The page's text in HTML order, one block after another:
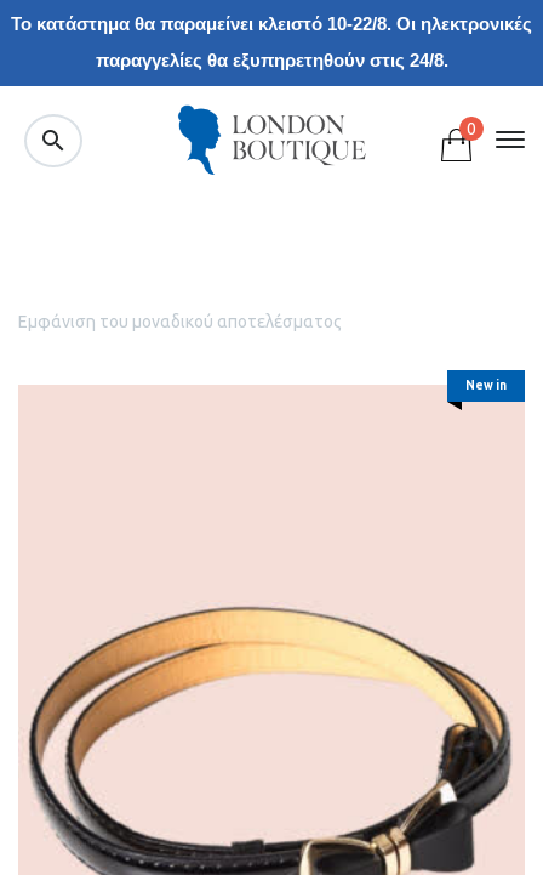
Το κατάστημα θα παραμείνει κλειστό 10-22/8. Οι ηλεκτρονικές
παραγγελίες θα εξυπηρετηθούν στις 24/8.
0
Εμφάνιση του μοναδικού αποτελέσματος
New in